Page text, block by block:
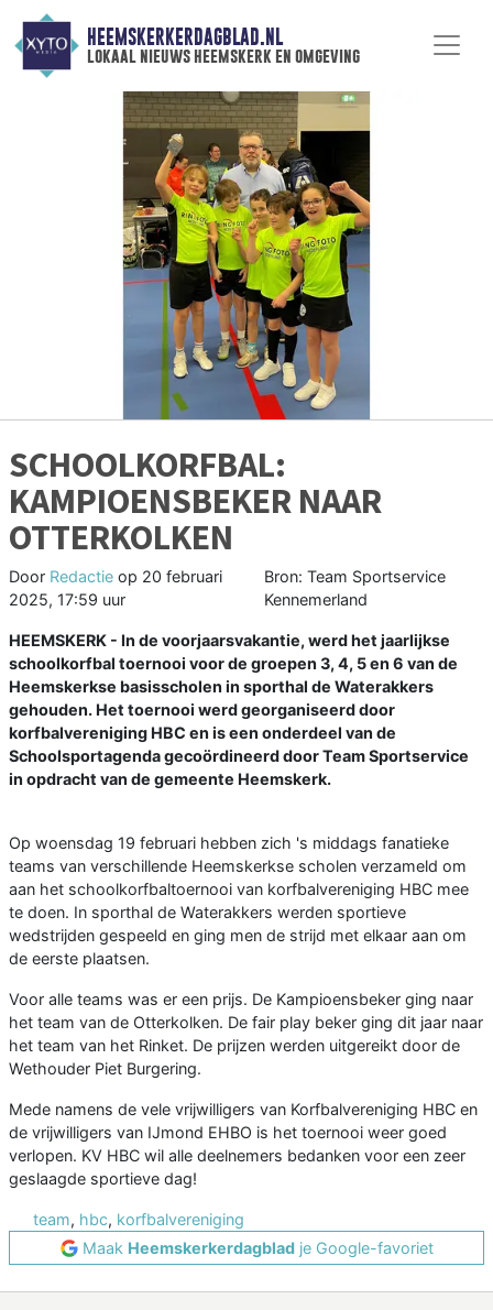
HEEMSKERKERDAGBLAD.NL
lokaal nieuws heemskerk en omgeving
SCHOOLKORFBAL:
KAMPIOENSBEKER NAAR
OTTERKOLKEN
Door Redactie op 20 februari
2025, 17:59 uur
Bron: Team Sportservice
Kennemerland
HEEMSKERK - In de voorjaarsvakantie, werd het jaarlijkse
schoolkorfbal toernooi voor de groepen 3, 4, 5 en 6 van de
Heemskerkse basisscholen in sporthal de Waterakkers
gehouden. Het toernooi werd georganiseerd door
korfbalvereniging HBC en is een onderdeel van de
Schoolsportagenda gecoördineerd door Team Sportservice
in opdracht van de gemeente Heemskerk.
Op woensdag 19 februari hebben zich 's middags fanatieke
teams van verschillende Heemskerkse scholen verzameld om
aan het schoolkorfbaltoernooi van korfbalvereniging HBC mee
te doen. In sporthal de Waterakkers werden sportieve
wedstrijden gespeeld en ging men de strijd met elkaar aan om
de eerste plaatsen.
Voor alle teams was er een prijs. De Kampioensbeker ging naar
het team van de Otterkolken. De fair play beker ging dit jaar naar
het team van het Rinket. De prijzen werden uitgereikt door de
Wethouder Piet Burgering.
Mede namens de vele vrijwilligers van Korfbalvereniging HBC en
de vrijwilligers van IJmond EHBO is het toernooi weer goed
verlopen. KV HBC wil alle deelnemers bedanken voor een zeer
geslaagde sportieve dag!
team, hbc, korfbalvereniging
Maak Heemskerkerdagbladje Google-favoriet